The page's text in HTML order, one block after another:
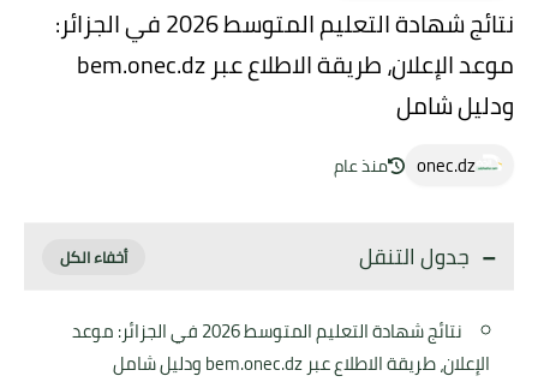
نتائج شهادة التعليم المتوسط 2026 في الجزائر:
موعد الإعلان، طريقة الاطلاع عبر bem.onec.dz
ودليل شامل
onec.dz منذ عام
جدول التنقل
نتائج شهادة التعليم المتوسط 2026 في الجزائر: موعد
الإعلان، طريقة الاطلاع عبر bem.onec.dz ودليل شامل